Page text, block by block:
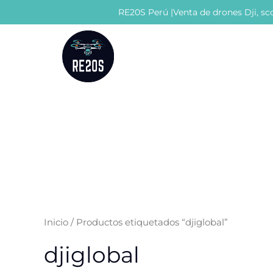
al
RE20S Perú |Venta de drones Dji,
Inicio / Productos etiquetados “djiglobal”
djiglobal